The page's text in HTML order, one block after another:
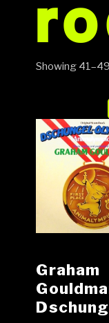
Showing
Graham